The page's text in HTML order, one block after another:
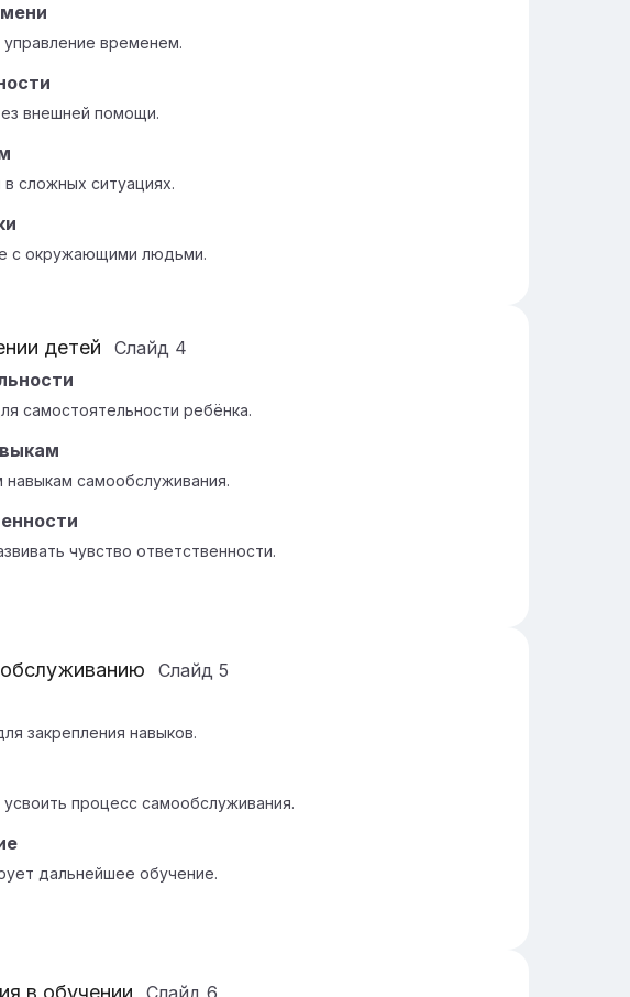
временем.
внешней помощи.
сложных ситуациях.
с окружающими людьми.
детей Слайд 4
самостоятельности ребёнка.
самообслуживания.
чувство ответственности.
Слайд 5
закрепления навыков.
процесс самообслуживания.
дальнейшее обучение.
в обучении Слайд 6